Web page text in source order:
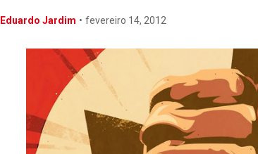
Eduardo Jardim • fevereiro 14, 2012